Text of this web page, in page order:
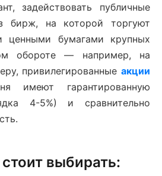
задействовать публичные
бирж, на которой торгуют
ценными бумагами крупных
обороте — например, на
привилегированные акции
имеют гарантированную
4-5%) и сравнительно
выбирать: